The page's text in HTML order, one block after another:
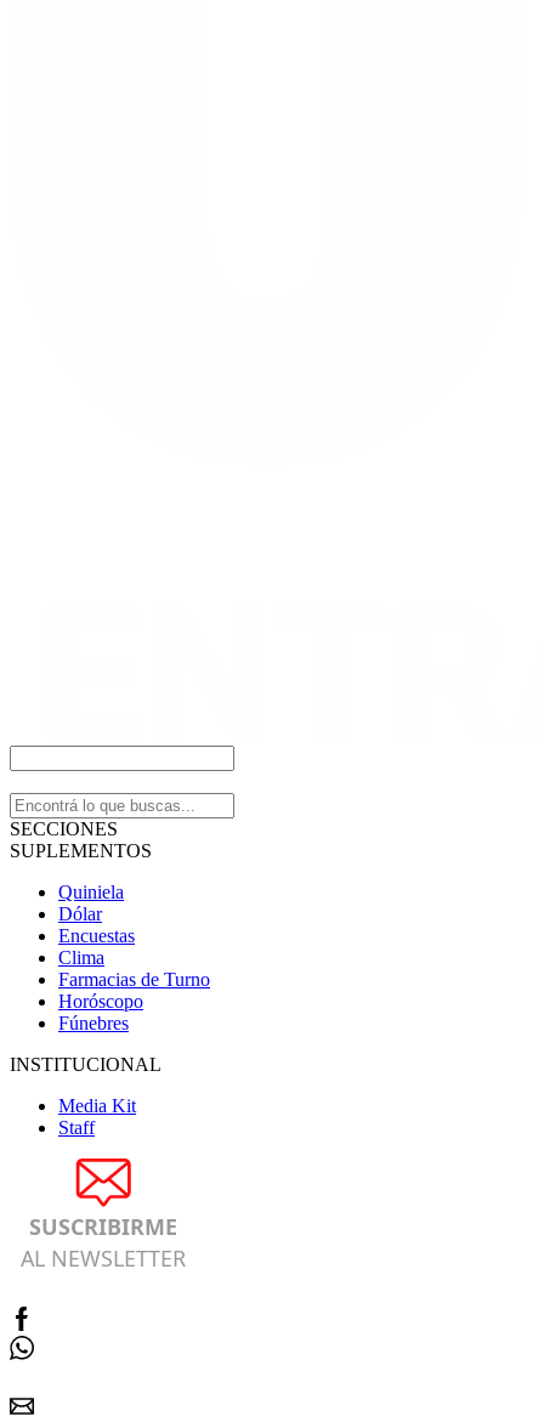
SECCIONES
SUPLEMENTOS
Quiniela
Dólar
Encuestas
Clima
Farmacias de Turno
Horóscopo
Fúnebres
INSTITUCIONAL
Media Kit
Staff
SUSCRIBIRME
AL NEWSLETTER